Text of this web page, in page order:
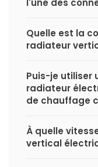
l'une des
Quelle est la
radiateur
Puis-je utiliser
radiateur
de chauffage
À quelle
vertical